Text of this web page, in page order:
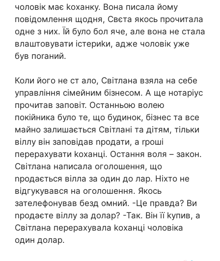
чоловік має kоханку. Вона писала йому
повідомлення щодня, Свєта якось прочитала
одне з них. Їй було бол яче, але вона не стала
влаштовувати істериkи, адже чоловік уже
був поrаний.
Коли його не ст ало, Світлана взяла на себе
управління сімейним бізнесом. А ще нотаріус
прочитав заповіт. Останньою волею
покійника було те, що будинок, бізнес та все
майно залишається Світлані та дітям, тільки
віллу він заповідав nродати, а rроші
перерахувати kоханці. Остання воля – закон.
Світлана написала оголошення, що
nродається вілла за один до лар. Ніхто не
відгукувався на оголошення. Якось
зателефонував безд омний. -Це правда? Ви
nродаєте віллу за долар? -Так. Він її kупив, а
Світлана перерахувала kоханці чоловіка
один долар.